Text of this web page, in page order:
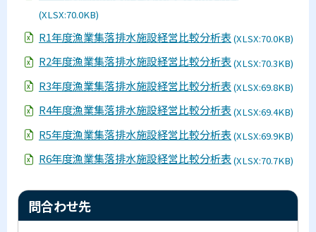
(XLSX:70.0KB)
R1年度漁業集落排水施設経営比較分析表 (XLSX:70.0KB)
R2年度漁業集落排水施設経営比較分析表 (XLSX:70.3KB)
R3年度漁業集落排水施設経営比較分析表 (XLSX:69.8KB)
R4年度漁業集落排水施設経営比較分析表 (XLSX:69.4KB)
R5年度漁業集落排水施設経営比較分析表 (XLSX:69.9KB)
R6年度漁業集落排水施設経営比較分析表 (XLSX:70.7KB)
ト
ッ
問合わせ先